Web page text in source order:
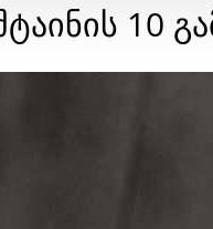
10